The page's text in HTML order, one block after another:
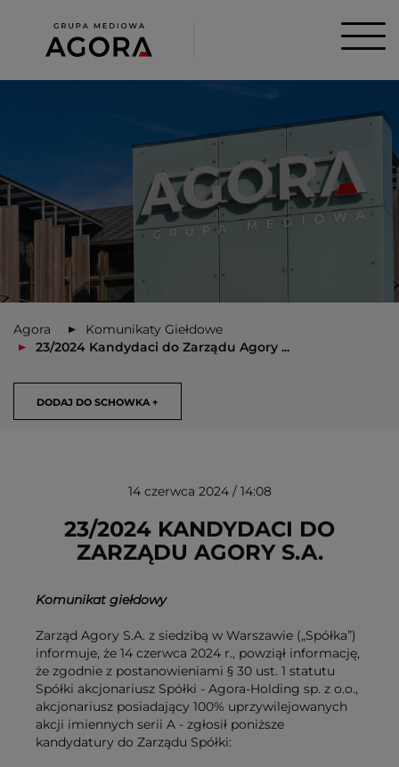
Agora
Komunikaty Giełdowe
23/2024 Kandydaci do Zarządu Agory ...
DODAJ DO SCHOWKA +
14 czerwca 2024 / 14:08
23/2024 KANDYDACI DO
ZARZĄDU AGORY S.A.
Komunikat giełdowy
Zarząd Agory S.A. z siedzibą w Warszawie („Spółka”)
informuje, że 14 czerwca 2024 r., powziął informację,
że zgodnie z postanowieniami § 30 ust. 1 statutu
Spółki akcjonariusz Spółki - Agora-Holding sp. z o.o.,
akcjonariusz posiadający 100% uprzywilejowanych
akcji imiennych serii A - zgłosił poniższe
kandydatury do Zarządu Spółki: